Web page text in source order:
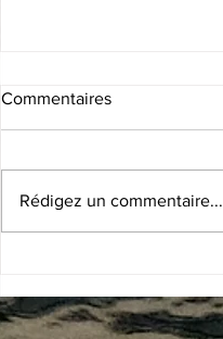
entretien du loch et du
sondeur
Commentaires
Rédigez un commentaire...